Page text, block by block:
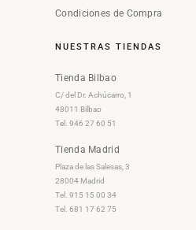
Condiciones de Compra
NUESTRAS TIENDAS
Tienda Bilbao
C/ del Dr. Achúcarro, 1
48011 Bilbao
Tel. 946 27 60 51
Tienda Madrid
Plaza de las Salesas, 3
28004 Madrid
Tel. 915 15 00 34
Tel. 681 17 62 75